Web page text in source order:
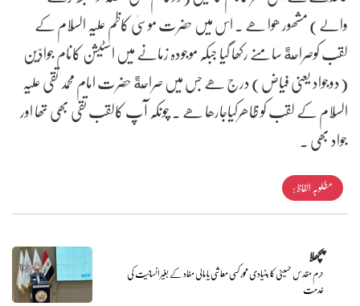
والے) مشھور ھوا ھے . اس میں حضرت موسیٰ کاظم علیہ السّلام کے
لقب کوصراحةً سامنے رکھا گیا جبکہ موجودہ زمانے میں اسٹیشن کانام جوادّین
(دوجواد یعنی فیاض) درج ھے جس میں صراحةً حضرت امام محمد تقی علیہ
السّلام کے لقب کو ظاھرکیاجارھا ھے . چونکہ آپ کالقب تقی بھی تھا اور
جواد بھی .
مطلوبہ الفاظ :
پچھلا
حرم مقدس حسینی کا بنیادی محور کسی معاشی یا مالی مفاد کے بغیر انسانیت کی
خدمت